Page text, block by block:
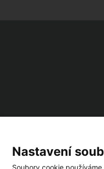
Nastavení
Soubory cookie